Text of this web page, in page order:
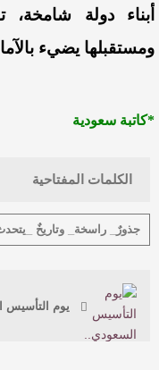
أبناء دولة شامخة،
ومستقبلها يضيء
*كاتبة سعودية
الكلمات المفتاحية
جذورٌ_ راسخة_ وتاريخٌ
يوم التأسيس السعودي.. شواهد الماضي